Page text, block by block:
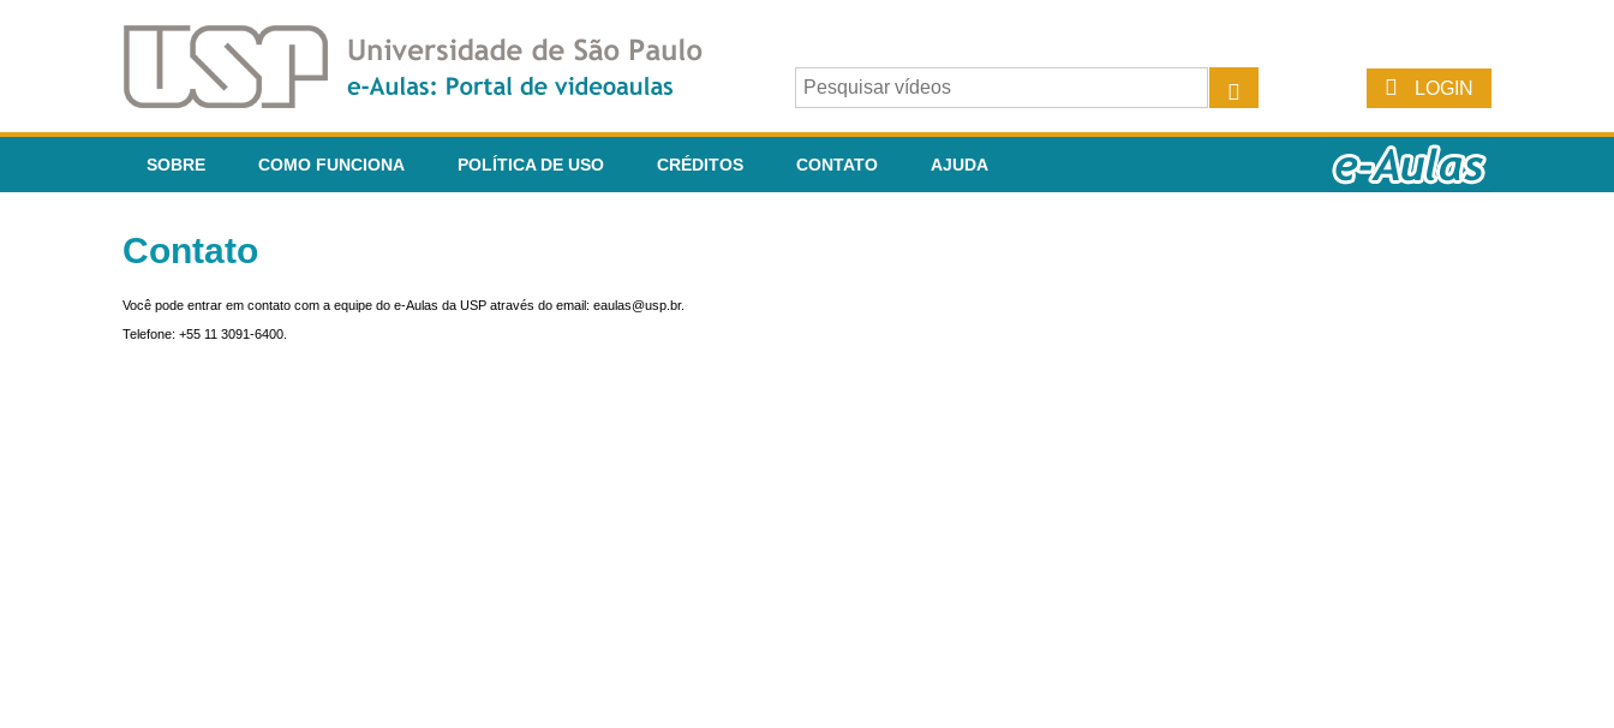
LOGIN
SOBRE COMO FUNCIONA POLÍTICA DE USO CRÉDITOS CONTATO AJUDA
Contato
Você pode entrar em contato com a equipe do e-Aulas da USP através do email: eaulas@usp.br.
Telefone: +55 11 3091-6400.